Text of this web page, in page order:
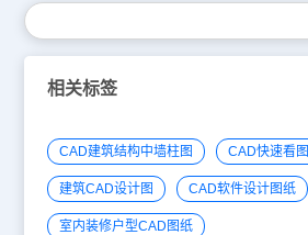
相关标签
CAD建筑结构中墙柱图 CAD快速看图
建筑CAD设计图 CAD软件设计图纸
室内装修户型CAD图纸